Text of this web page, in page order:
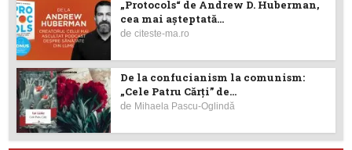
„Protocols“ de Andrew D. Huberman,
cea mai așteptată...
deciteste-ma.ro
De la confucianism la comunism:
„Cele Patru Cărți” de...
de Mihaela Pascu-Oglindă